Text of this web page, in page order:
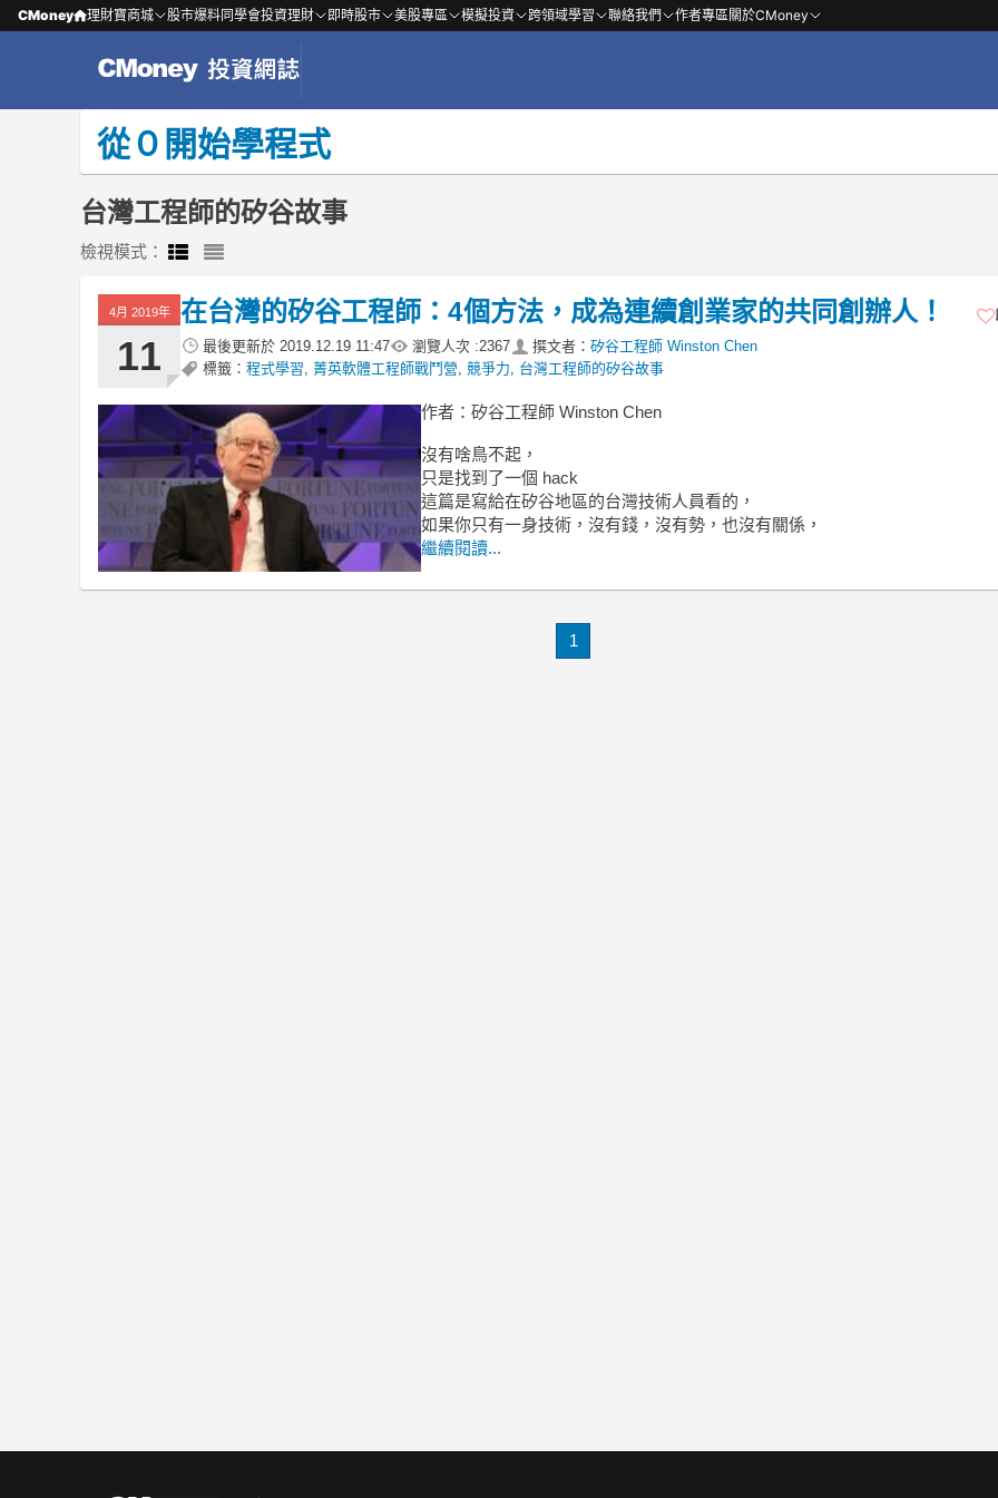
CMoney 理財寶商城 股市爆料同學會投資理財 即時股市 美股專區 模擬投資 跨領域學習 聯絡我們 作者專區關於CMoney
從０開始學程式
台灣工程師的矽谷故事
檢視模式：
4月 2019年
11
在台灣的矽谷工程師：4個方法，成為連續創業家的共同創辦人！
最後更新於 2019.12.19 11:47 瀏覽人次 :2367 撰文者： 矽谷工程師 Winston Chen
標籤： 程式學習 菁英軟體工程師戰鬥營 競爭力 台灣工程師的矽谷故事
作者：矽谷工程師 Winston Chen
沒有啥鳥不起，
只是找到了一個 hack
這篇是寫給在矽谷地區的台灣技術人員看的，
如果你只有一身技術，沒有錢，沒有勢，也沒有關係，
繼續閱讀...
1